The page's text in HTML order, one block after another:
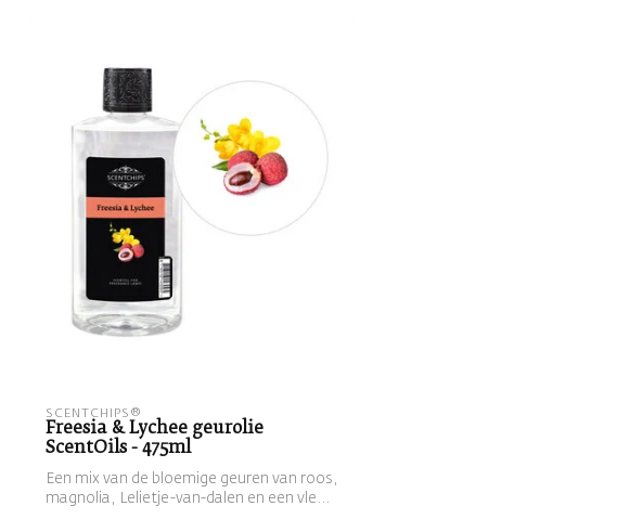
SCENTCHIPS®
Freesia & Lychee geurolie
ScentOils - 475ml
Een mix van de bloemige geuren van roos,
magnolia, Lelietje-van-dalen en een vle...